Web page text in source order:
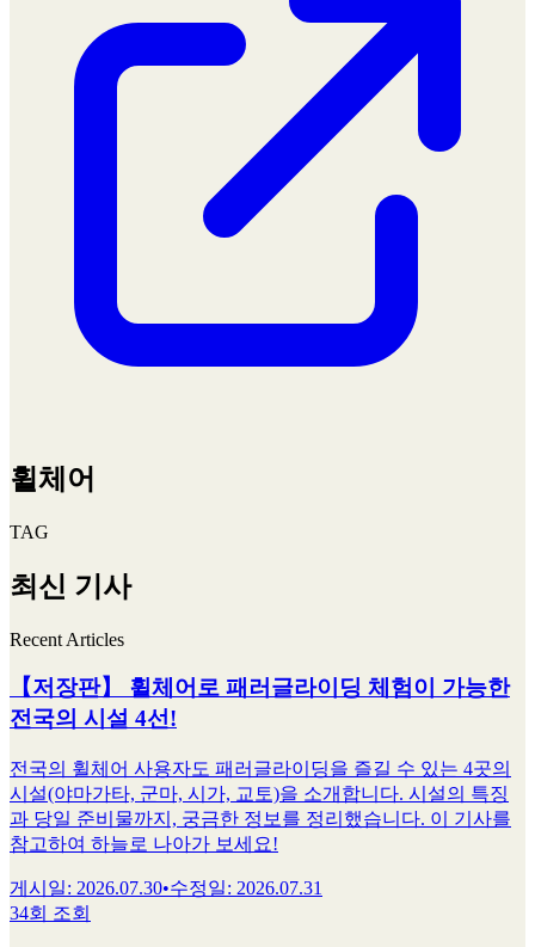
휠체어
TAG
최신 기사
Recent Articles
【저장판】 휠체어로 패러글라이딩 체험이 가능한
전국의 시설 4선!
전국의 휠체어 사용자도 패러글라이딩을 즐길 수 있는 4곳의
시설(야마가타, 군마, 시가, 교토)을 소개합니다. 시설의 특징
과 당일 준비물까지, 궁금한 정보를 정리했습니다. 이 기사를
참고하여 하늘로 나아가 보세요!
게시일: 2026.07.30•수정일: 2026.07.31
34회 조회